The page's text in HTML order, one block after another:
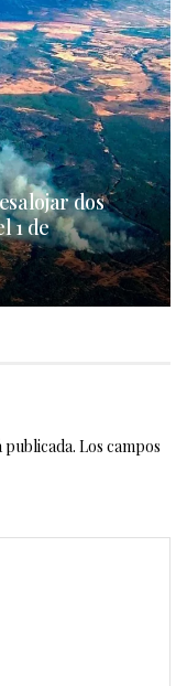
dos
1 de
Los campos